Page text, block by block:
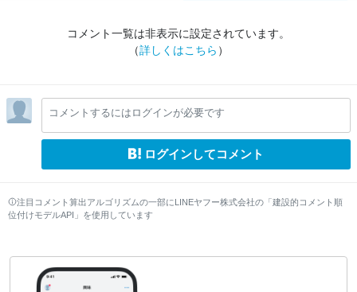
コメント一覧は非表示に設定されています。
（詳しくはこちら ）
コメントするにはログインが必要です
ログインしてコメント
注目コメント算出アルゴリズムの一部にLINEヤフー株式会社の「建設的コメント順
位付けモデルAPI」を使用しています